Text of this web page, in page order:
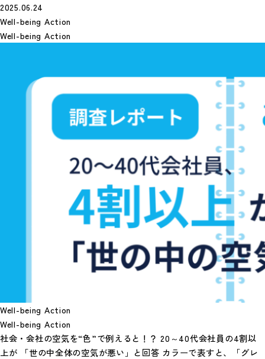
2025.06.24
Well-being Action
Well-being Action
Well-being Action
Well-being Action
社会・会社の空気を“色”で例えると！？ 20～40代会社員の4割以
上が 「世の中全体の空気が悪い」と回答 カラーで表すと、「グレ